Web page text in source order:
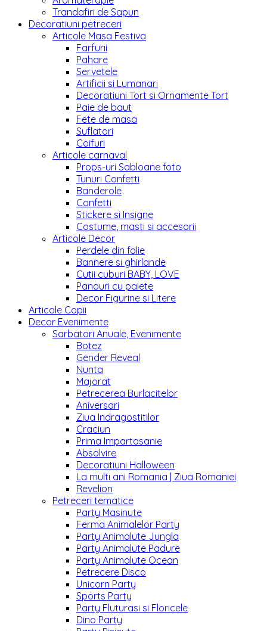
Trandafiri de Sapun
Decoratiuni petreceri
Articole Masa Festiva
Farfurii
Pahare
Servetele
Artificii si Lumanari
Decoratiuni Tort si Ornamente Tort
Paie de baut
Fete de masa
Suflatori
Coifuri
Articole carnaval
Props-uri Sabloane foto
Tunuri Confetti
Banderole
Confetti
Stickere si Insigne
Costume, masti si accesorii
Articole Decor
Perdele din folie
Bannere si ghirlande
Cutii cuburi BABY, LOVE
Panouri cu paiete
Decor Figurine si Litere
Articole Copii
Decor Evenimente
Sarbatori Anuale, Evenimente
Botez
Gender Reveal
Nunta
Majorat
Petrecerea Burlacitelor
Aniversari
Ziua Indragostitilor
Craciun
Prima Impartasanie
Absolvire
Decoratiuni Halloween
La multi ani Romania | Ziua Romaniei
Revelion
Petreceri tematice
Party Masinute
Ferma Animalelor Party
Party Animalute Jungla
Party Animalute Padure
Party Animalute Ocean
Petrecere Disco
Unicorn Party
Sports Party
Party Fluturasi si Floricele
Dino Party